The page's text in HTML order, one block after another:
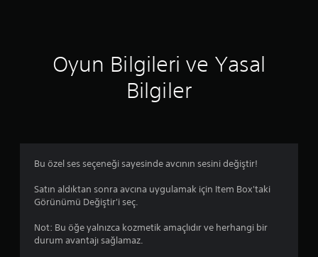
Oyun Bilgileri ve Yasal
Bilgiler
Bu özel ses seçeneği sayesinde avcının sesini değiştir!
Satın aldıktan sonra avcına uygulamak için Item Box'taki
Görünümü Değiştir'i seç.
Not: Bu öğe yalnızca kozmetik amaçlıdır ve herhangi bir
durum avantajı sağlamaz.